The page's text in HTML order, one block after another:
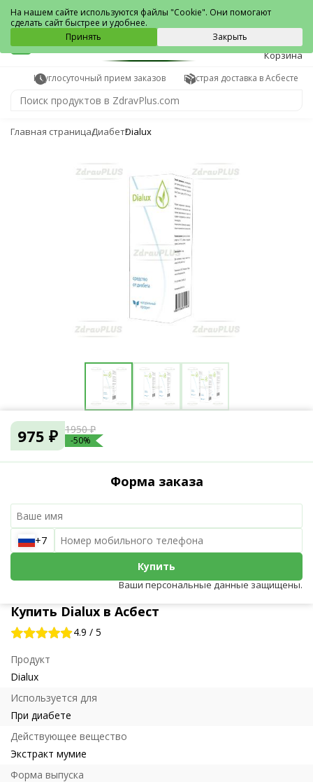
Асбест
0
Корзина
Круглосуточный прием заказов Быстрая доставка в Асбесте
Главная страницаДиабетDialux
Купить Dialux в Асбест
4.9 / 5
Продукт
Dialux
Используется для
При диабете
Действующее вещество
Экстракт мумие
Форма выпуска
975 ₽ 1950 ₽
-50%
Форма заказа
+7
Купить
Ваши персональные данные защищены.
На нашем сайте используются файлы "Cookie". Они помогают
сделать сайт быстрее и удобнее.
Принять
Закрыть